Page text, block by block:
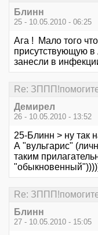
Блинн
25 - 10.05.2010 - 06:25
Ага ! Мало того
присутствующую
занесли в
Re:
Демирел
26 - 10.05.2010 - 13:52
25-Блинн > ну так
А "вульгарис"
таким
Re:
Блинн
27 - 10.05.2010 - 15:05